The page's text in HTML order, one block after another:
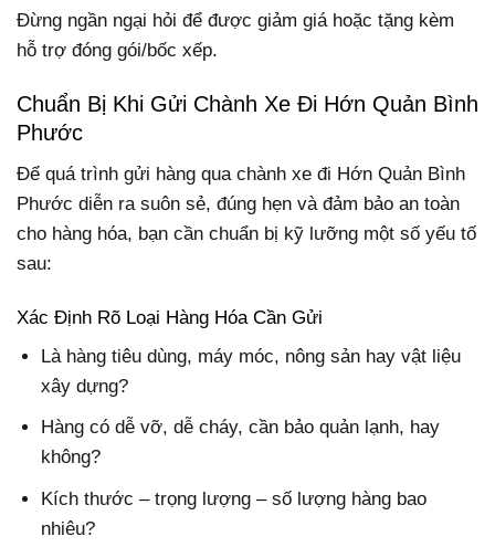
Đừng ngần ngại hỏi để được giảm giá hoặc tặng kèm
hỗ trợ đóng gói/bốc xếp.
Chuẩn Bị Khi Gửi Chành Xe Đi Hớn Quản Bình
Phước
Để quá trình gửi hàng qua chành xe đi Hớn Quản Bình
Phước diễn ra suôn sẻ, đúng hẹn và đảm bảo an toàn
cho hàng hóa, bạn cần chuẩn bị kỹ lưỡng một số yếu tố
sau:
Xác Định Rõ Loại Hàng Hóa Cần Gửi
Là hàng tiêu dùng, máy móc, nông sản hay vật liệu
xây dựng?
Hàng có dễ vỡ, dễ cháy, cần bảo quản lạnh, hay
không?
Kích thước – trọng lượng – số lượng hàng bao
nhiêu?